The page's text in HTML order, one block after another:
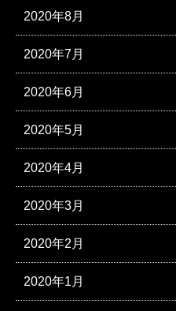
2020年8月
2020年7月
2020年6月
2020年5月
2020年4月
2020年3月
2020年2月
2020年1月